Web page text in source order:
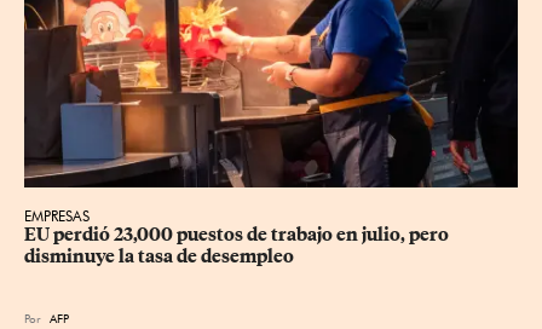
EMPRESAS
EU perdió 23,000 puestos de trabajo en julio, pero
disminuye la tasa de desempleo
Por AFP